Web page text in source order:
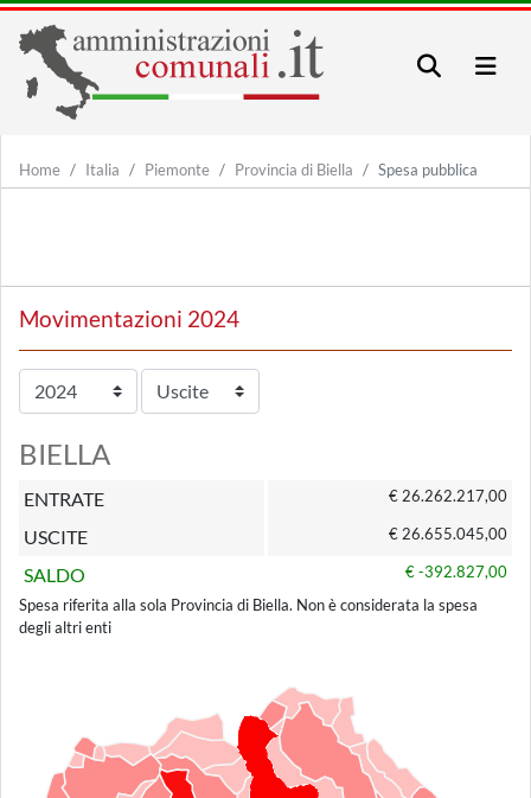
Home Italia Piemonte Provincia di Biella Spesa pubblica
Movimentazioni 2024
BIELLA
ENTRATE € 26.262.217,00
USCITE € 26.655.045,00
SALDO
€ -392.827,00
Spesa riferita alla sola Provincia di Biella. Non è considerata la spesa
degli altri enti